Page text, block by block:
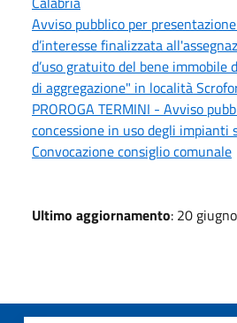
Avviso pubblico per
d’interesse finalizzata
d’uso gratuito del bene immobile
di aggregazione" in località
PROROGA TERMINI - Avviso
concessione in uso degli impianti
Convocazione consiglio comunale
Ultimo aggiornamento: 20